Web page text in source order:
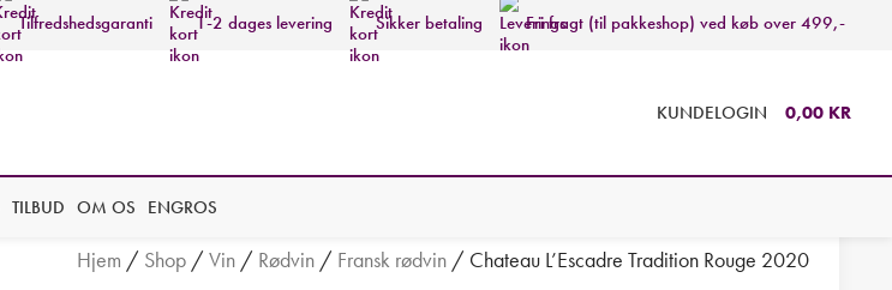
Tilfredshedsgaranti 1-2 dages levering Sikker betaling Fri fragt (til pakkeshop) ved køb over 499,-
KUNDELOGIN 0,00 KR
TILBUD OM OS ENGROS
Hjem / Shop/ Vin/ Rødvin/ Fransk rødvin/ Chateau L’Escadre Tradition Rouge 2020